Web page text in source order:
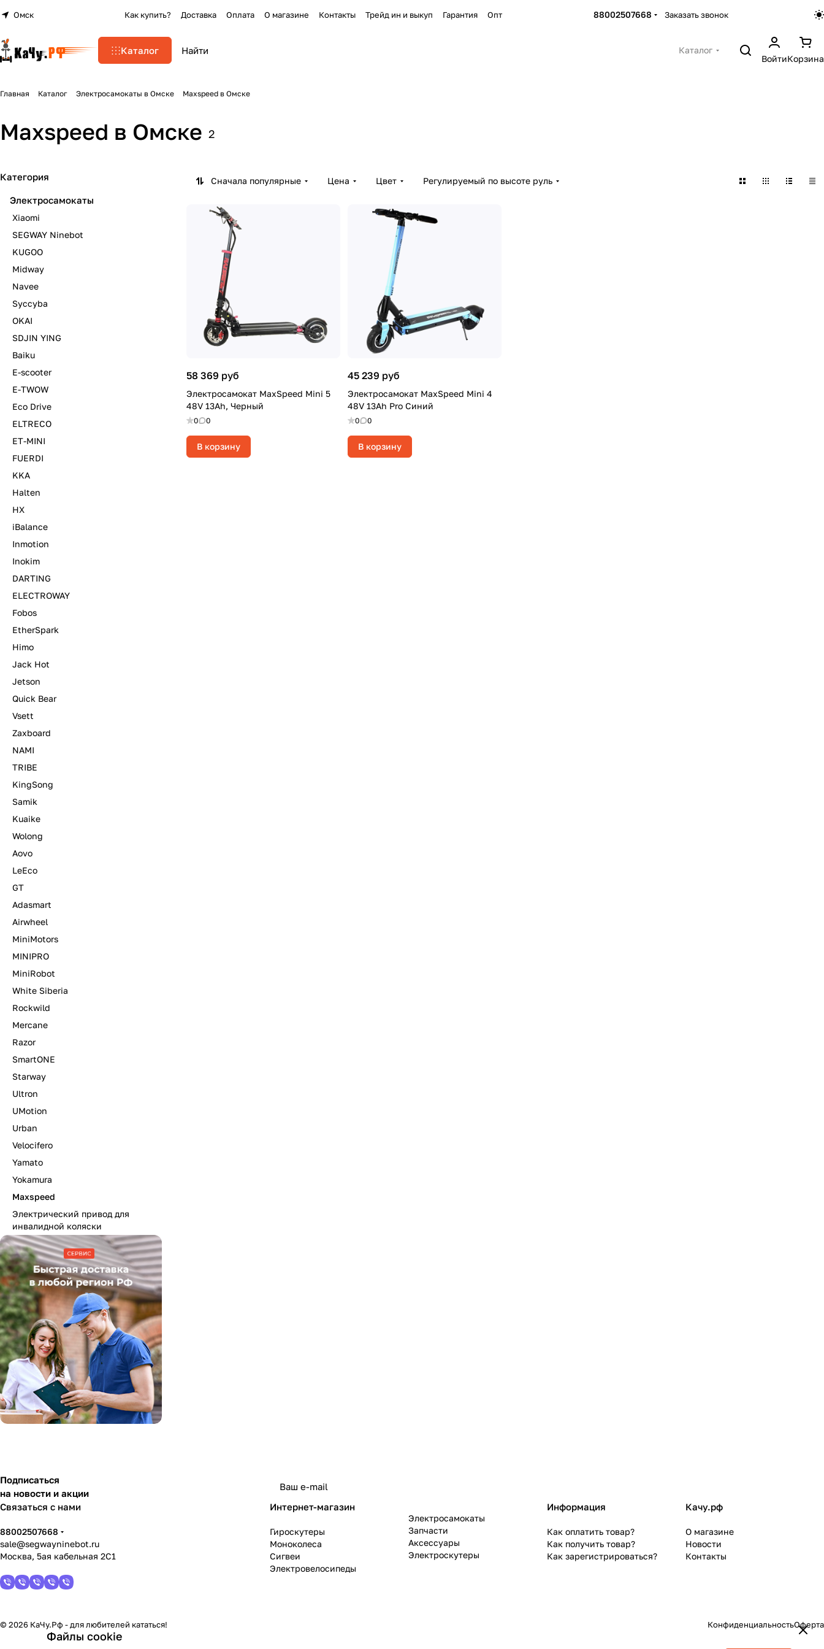
Омск Как купить? Доставка Оплата О магазине Контакты Трейд ин и выкуп Гарантия Опт 88002507668 Заказать звонок
Каталог
Каталог
ВойтиКорзина
Главная Каталог Электросамокаты в Омске Maxspeed в Омске
Maxspeed в Омске 2
Сначала популярные Цена Цвет Регулируемый по высоте руль
58 369 руб
Электросамокат MaxSpeed Mini 5
48V 13Ah, Черный
0 0
В корзину
45 239 руб
Электросамокат MaxSpeed Mini 4
48V 13Ah Pro Синий
0 0
В корзину
Категория
Электросамокаты
Xiaomi
SEGWAY Ninebot
KUGOO
Midway
Navee
Syccyba
OKAI
SDJIN YING
Baiku
E-scooter
E-TWOW
Eco Drive
ELTRECO
ET-MINI
FUERDI
KKA
Halten
HX
iBalance
Inmotion
Inokim
DARTING
ELECTROWAY
Fobos
EtherSpark
Himo
Jack Hot
Jetson
Quick Bear
Vsett
Zaxboard
NAMI
TRIBE
KingSong
Samik
Kuaike
Wolong
Aovo
LeEco
GT
Adasmart
Airwheel
MiniMotors
MINIPRO
MiniRobot
White Siberia
Rockwild
Mercane
Razor
SmartONE
Starway
Ultron
UMotion
Urban
Velocifero
Yamato
Yokamura
Maxspeed
Электрический привод для
инвалидной коляски
Подписаться
на новости и акции
Связаться с нами
88002507668
sale@segwayninebot.ru
Москва, 5ая кабельная 2С1
Интернет-магазин
Гироскутеры
Моноколеса
Сигвеи
Электровелосипеды
Электросамокаты
Запчасти
Аксессуары
Электроскутеры
Информация
Как оплатить товар?
Как получить товар?
Как зарегистрироваться?
Качу.рф
О магазине
Новости
Контакты
© 2026 КаЧу.Рф - для любителей кататься! КонфиденциальностьОферта
Файлы cookie